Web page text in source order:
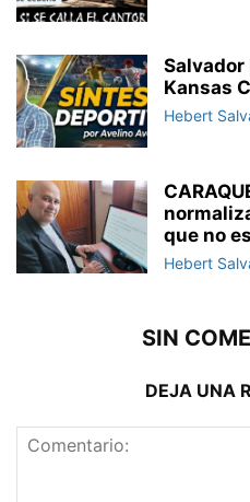
Salvador
Kansas
Hebert
que no
Hebert
SIN
DEJA UNA